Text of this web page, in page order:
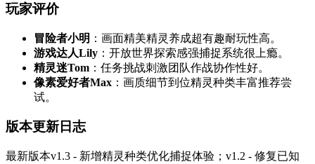
玩家评价
冒险者小明 ：画面精美精灵养成超有趣耐玩性高。
游戏达人Lily ：开放世界探索感强捕捉系统很上瘾。
精灵迷Tom ：任务挑战刺激团队作战协作性好。
像素爱好者Max ：画质细节到位精灵种类丰富推荐尝
试。
版本更新日志
最新版本v1.3 - 新增精灵种类优化捕捉体验；v1.2 - 修复已知